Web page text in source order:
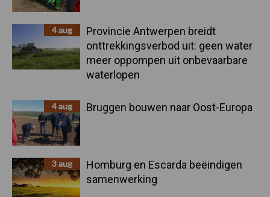
4 aug
Provincie Antwerpen breidt
onttrekkingsverbod uit: geen water
meer oppompen uit onbevaarbare
waterlopen
4 aug Bruggen bouwen naar Oost-Europa
3 aug
Homburg en Escarda beëindigen
samenwerking